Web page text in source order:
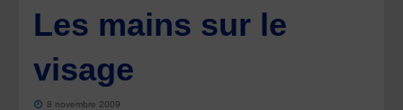
Les mains sur le
visage
8 novembre 2009